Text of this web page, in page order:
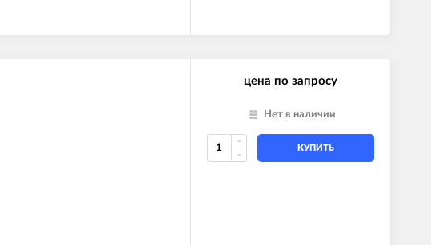
цена по запросу
Нет в наличии
КУПИТЬ